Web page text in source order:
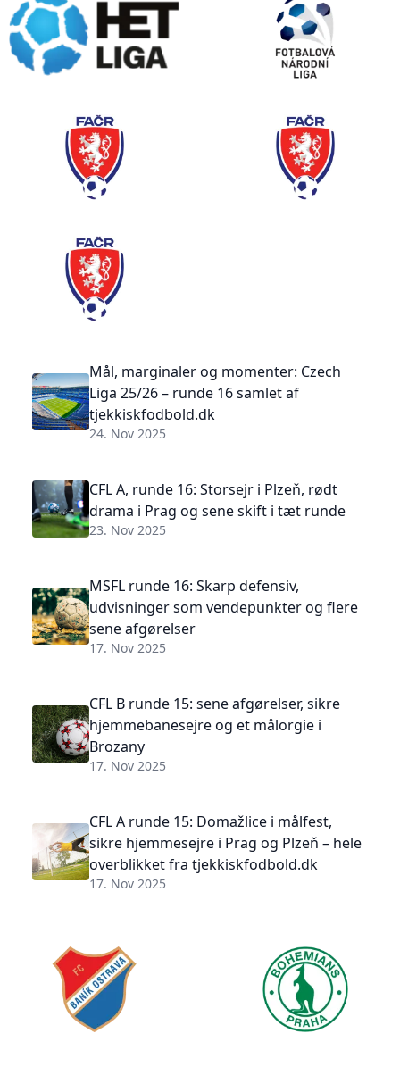
Mål, marginaler og momenter: Czech
Liga 25/26 – runde 16 samlet af
tjekkiskfodbold.dk
24. Nov 2025
CFL A, runde 16: Storsejr i Plzeň, rødt
drama i Prag og sene skift i tæt runde
23. Nov 2025
MSFL runde 16: Skarp defensiv,
udvisninger som vendepunkter og flere
sene afgørelser
17. Nov 2025
CFL B runde 15: sene afgørelser, sikre
hjemmebanesejre og et målorgie i
Brozany
17. Nov 2025
CFL A runde 15: Domažlice i målfest,
sikre hjemmesejre i Prag og Plzeň – hele
overblikket fra tjekkiskfodbold.dk
17. Nov 2025